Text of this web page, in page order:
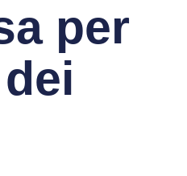
per